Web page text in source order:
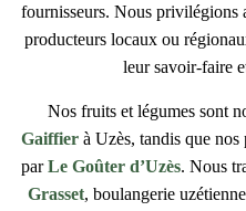
fournisseurs. Nous privilégions
producteurs locaux ou
leur savoir-faire
Nos fruits et légumes sont
Gaiffierà Uzès, tandis que nos
parLe Goûter d’Uzès. Nous
Grasset, boulangerie